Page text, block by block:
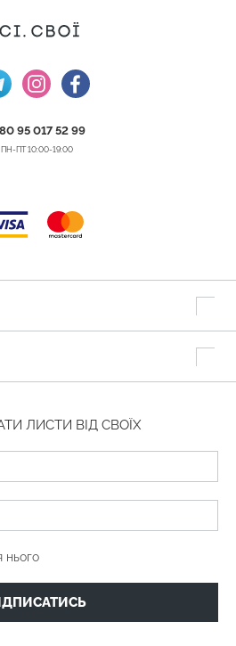
95 017 52 99
ПН-ПТ 10:00-19:00
ЛИСТИ ВІД СВОЇХ
нього